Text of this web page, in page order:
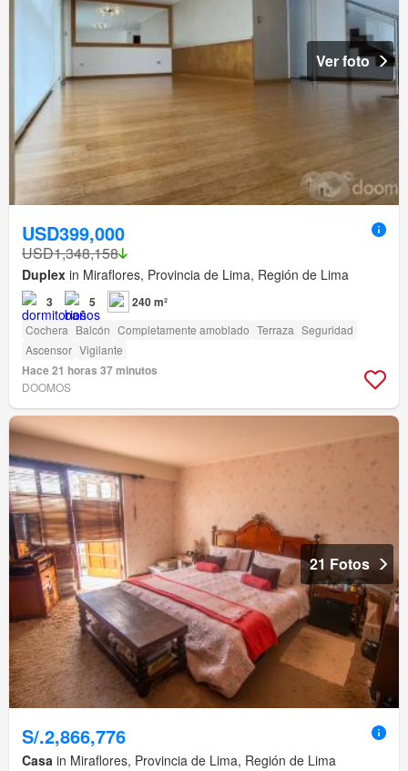
Ver foto
USD399,000
USD1,348,158
Duplex in Miraflores, Provincia de Lima, Región de Lima
3 5 240 m²
Cochera Balcón Completamente amoblado Terraza Seguridad
Ascensor Vigilante
Hace 21 horas 37 minutos
DOOMOS
21 Fotos
S/.2,866,776
Casa in Miraflores, Provincia de Lima, Región de Lima